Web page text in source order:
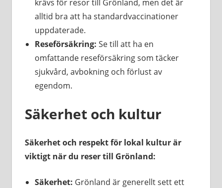
krävs för resor till Grönland, men det är
alltid bra att ha standardvaccinationer
uppdaterade.
Reseförsäkring: Se till att ha en
omfattande reseförsäkring som täcker
sjukvård, avbokning och förlust av
egendom.
Säkerhet och kultur
Säkerhet och respekt för lokal kultur är
viktigt när du reser till Grönland:
Säkerhet: Grönland är generellt sett ett